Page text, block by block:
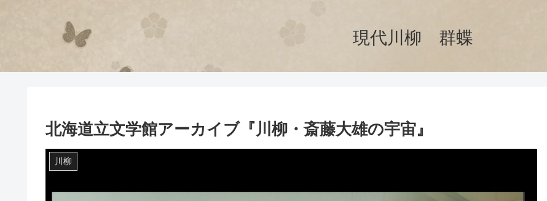
現代川柳 群蝶
北海道立文学館アーカイブ『川柳・斎藤大雄の宇宙』
川柳